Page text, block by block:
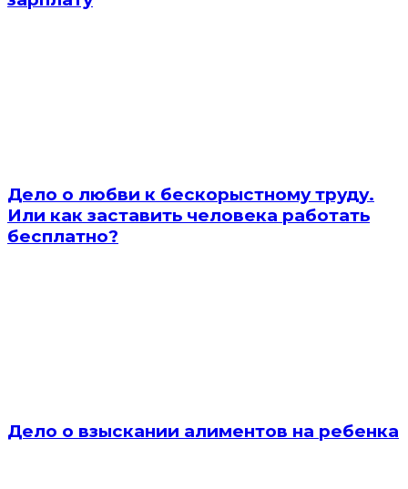
Дело о любви к бескорыстному труду.
Или как заставить человека работать
бесплатно?
Дело о взыскании алиментов на ребенка